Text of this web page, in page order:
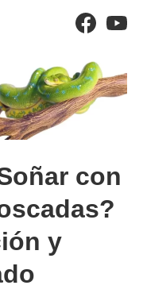
los
móvil
con
y